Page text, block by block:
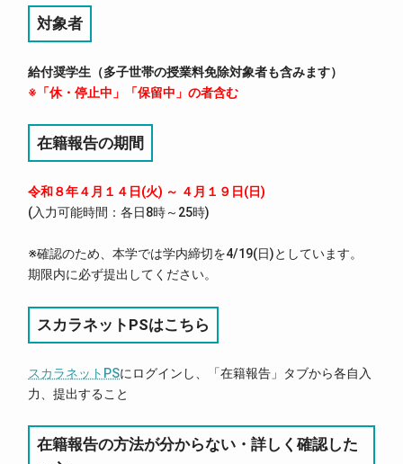
対象者
給付奨学生（多子世帯の授業料免除対象者も含みます）
※「休・停止中」「保留中」の者含む
在籍報告の期間
令和８年４月１４日(火) ～ ４月１９日(日)
(入力可能時間：各日8時～25時)
※確認のため、本学では学内締切を4/19(日)としています。
期限内に必ず提出してください。
スカラネットPSはこちら
スカラネットPSにログインし、「在籍報告」タブから各自入
力、提出すること
在籍報告の方法が分からない・詳しく確認した